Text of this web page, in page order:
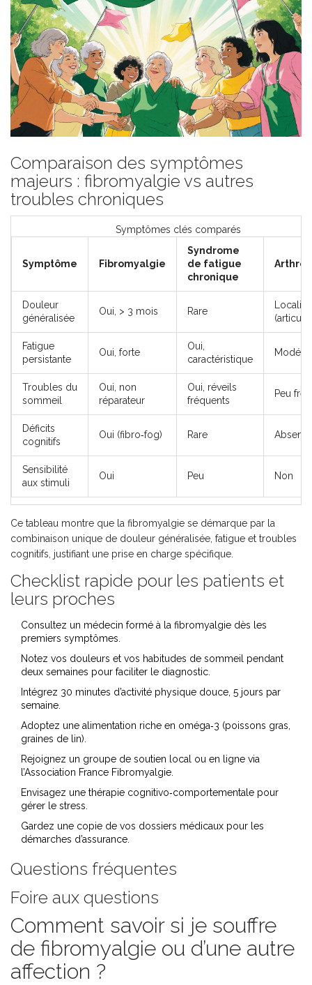
Comparaison des symptômes
majeurs : fibromyalgie vs autres
troubles chroniques
Symptômes clés comparés
Symptôme Fibromyalgie
Syndrome
de fatigue
chronique
Douleur
généralisée
Oui, > 3 mois Rare
Fatigue
persistante
Oui, forte
Oui,
caractéristique
Troubles du
sommeil
Oui, non
réparateur
Oui, réveils
fréquents
Peu
Déficits
cognitifs
Oui (fibro‑fog) Rare Absents
Sensibilité
aux stimuli
Oui Peu Non
Ce tableau montre que la fibromyalgie se démarque par la
combinaison unique de douleur généralisée, fatigue et troubles
cognitifs, justifiant une prise en charge spécifique.
Checklist rapide pour les patients et
leurs proches
Consultez un médecin formé à la fibromyalgie dès les
premiers symptômes.
Notez vos douleurs et vos habitudes de sommeil pendant
deux semaines pour faciliter le diagnostic.
Intégrez 30 minutes d’activité physique douce, 5 jours par
semaine.
Adoptez une alimentation riche en oméga‑3 (poissons gras,
graines de lin).
Rejoignez un groupe de soutien local ou en ligne via
l’Association France Fibromyalgie.
Envisagez une thérapie cognitivo‑comportementale pour
gérer le stress.
Gardez une copie de vos dossiers médicaux pour les
démarches d’assurance.
Questions fréquentes
Foire aux questions
Comment savoir si je souffre
de fibromyalgie ou d’une autre
affection ?